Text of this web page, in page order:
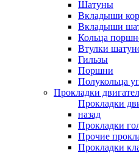
Шатуны
Вкладыши
Вкладыши
Кольца
Втулки
Гильзы
Поршни
Полукольца
Прокладки
Прокладки
назад
Прокладки
Прочие
Прокладки